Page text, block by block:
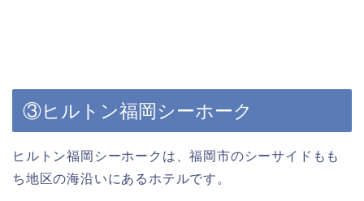
③ヒルトン福岡シーホーク
ヒルトン福岡シーホークは、福岡市のシーサイドもも
ち地区の海沿いにあるホテルです。